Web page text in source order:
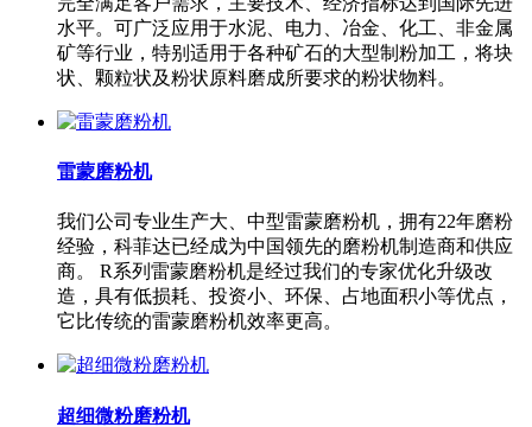
水平。可广泛应用于水泥、电力、冶金、化工、非金属
矿等行业，特别适用于各种矿石的大型制粉加工，将块
状、颗粒状及粉状原料磨成所要求的粉状物料。
雷蒙磨粉机
我们公司专业生产大、中型雷蒙磨粉机，拥有22年磨粉
经验，科菲达已经成为中国领先的磨粉机制造商和供应
商。 R系列雷蒙磨粉机是经过我们的专家优化升级改
造，具有低损耗、投资小、环保、占地面积小等优点，
它比传统的雷蒙磨粉机效率更高。
超细微粉磨粉机